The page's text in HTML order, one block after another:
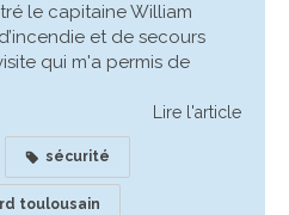
le capitaine William
et de secours
qui m'a permis de
Lire l'article
sécurité
toulousain